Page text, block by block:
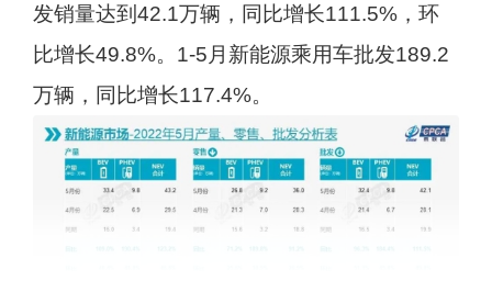
发销量达到42.1万辆，同比增长111.5%，环
比增长49.8%。1-5月新能源乘用车批发189.2
万辆，同比增长117.4%。